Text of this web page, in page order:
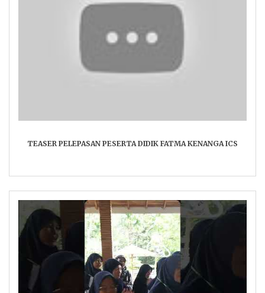
TEASER PELEPASAN PESERTA DIDIK FATMA KENANGA ICS